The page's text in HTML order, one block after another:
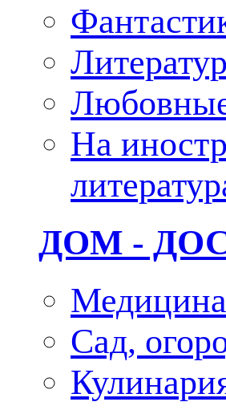
На
ДОМ -
Сад,